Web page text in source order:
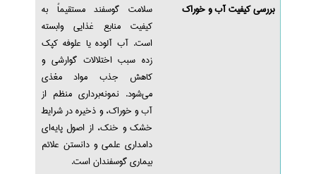
بررسی کیفیت آب و خوراک
سلامت گوسفند مستقیماً به
کیفیت منابع غذایی وابسته
است. آب آلوده یا علوفه کپک‌
زده سبب اختلالات گوارشی و
کاهش جذب مواد مغذی
می‌شود. نمونه‌برداری منظم از
آب و خوراک، و ذخیره در شرایط
خشک و خنک، از اصول پایه‌ای
دامداری علمی و دانستن علائم
بیماری‌ گوسفندان است.